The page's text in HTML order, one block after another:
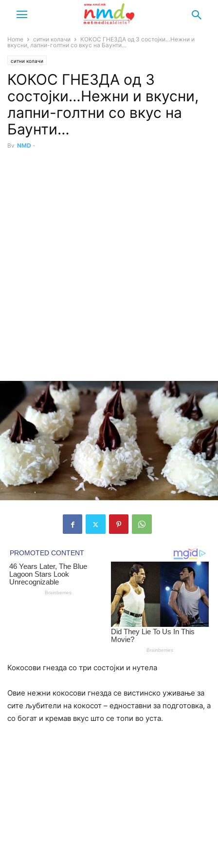
Home ситни колачи
КОКОС ГНЕЗДА од 3 состојки…Нежни и
вкусни, лапни-голтни со вкус на Баунти…
ситни колачи
КОКОС ГНЕЗДА од 3
состојки…Нежни и вкусни,
лапни-голтни со вкус на
Баунти…
By NMD -
Кокосови гнезда со три состојки и нутела
Овие нежни кокосови гнезда се вистинско уживање за
сите љубители на кокосот – едноставни за подготовка, а
со богат и кремав вкус што се топи во уста.